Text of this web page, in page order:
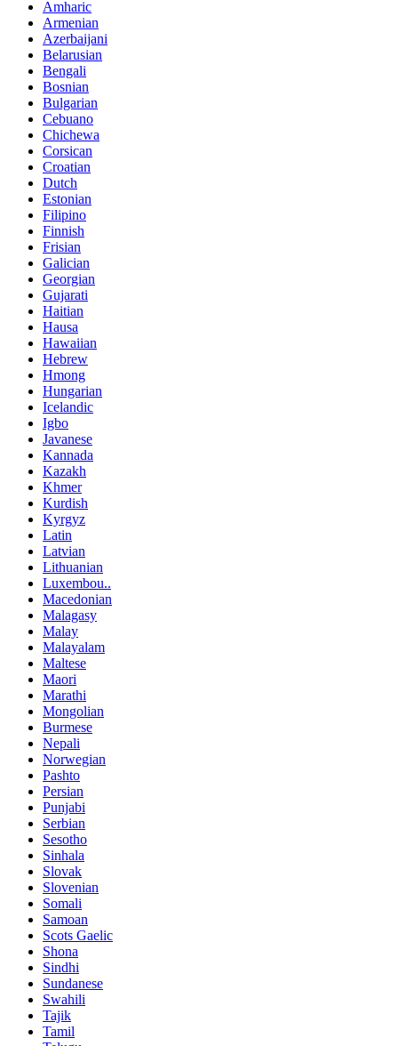
Amharic
Armenian
Azerbaijani
Belarusian
Bengali
Bosnian
Bulgarian
Cebuano
Chichewa
Corsican
Croatian
Dutch
Estonian
Filipino
Finnish
Frisian
Galician
Georgian
Gujarati
Haitian
Hausa
Hawaiian
Hebrew
Hmong
Hungarian
Icelandic
Igbo
Javanese
Kannada
Kazakh
Khmer
Kurdish
Kyrgyz
Latin
Latvian
Lithuanian
Luxembou..
Macedonian
Malagasy
Malay
Malayalam
Maltese
Maori
Marathi
Mongolian
Burmese
Nepali
Norwegian
Pashto
Persian
Punjabi
Serbian
Sesotho
Sinhala
Slovak
Slovenian
Somali
Samoan
Scots Gaelic
Shona
Sindhi
Sundanese
Swahili
Tajik
Tamil